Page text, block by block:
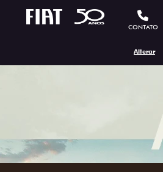
CONTATO
Alterar